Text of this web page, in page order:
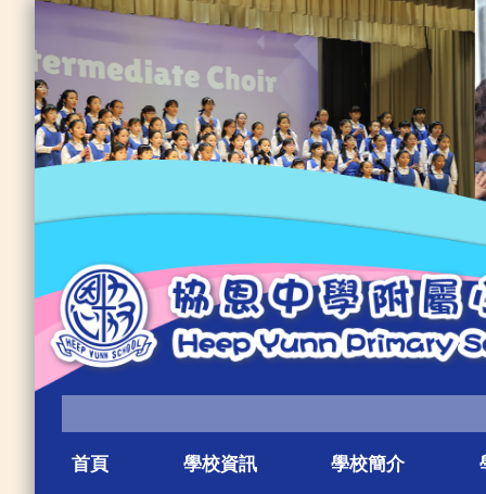
首頁 學校資訊 學校簡介